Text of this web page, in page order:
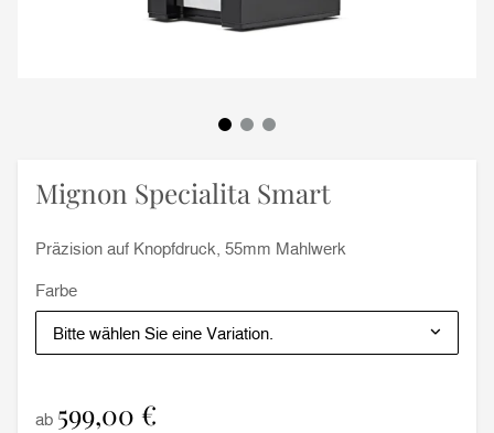
Mignon Specialita Smart
Präzision auf Knopfdruck, 55mm Mahlwerk
Farbe
Bitte wählen Sie eine Variation.
ab 599,00 €